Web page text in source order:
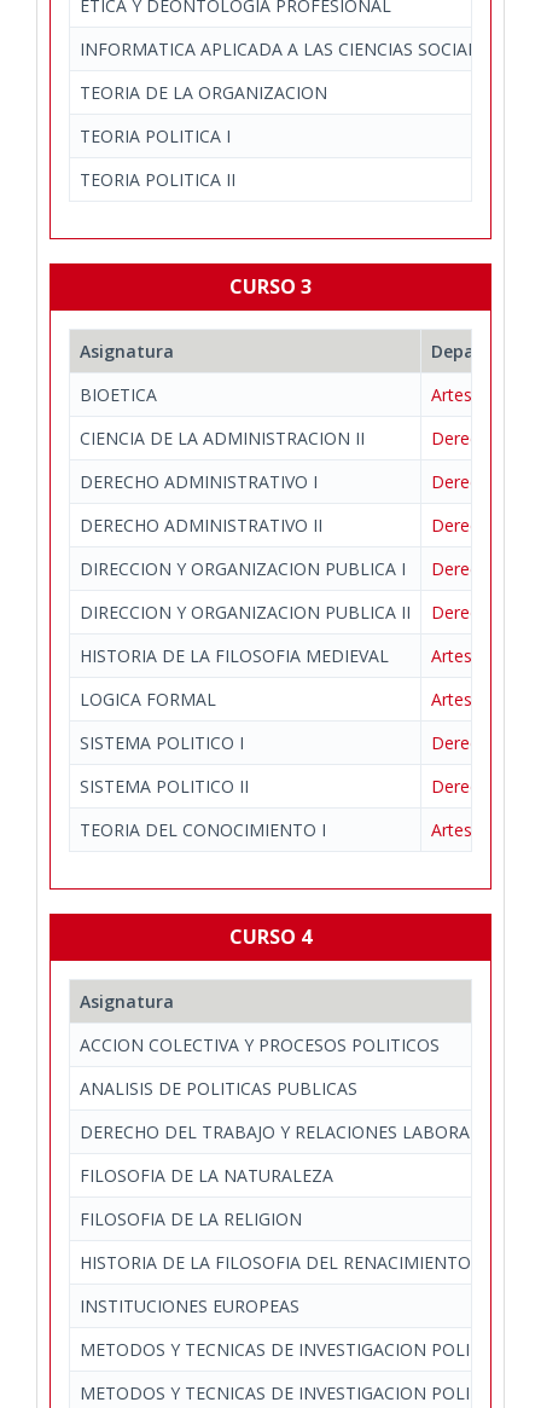
ETICA Y DEONTOLOGIA PROFESIONAL
INFORMATICA APLICADA A LAS CIENCIAS SOCIALES
TEORIA DE LA ORGANIZACION
TEORIA POLITICA I
TEORIA POLITICA II
CURSO 3
Asignatura
BIOETICA
Artes y
CIENCIA DE LA ADMINISTRACION II
Derecho
DERECHO ADMINISTRATIVO I
Derecho
DERECHO ADMINISTRATIVO II
Derecho
DIRECCION Y ORGANIZACION PUBLICA I
Derecho
DIRECCION Y ORGANIZACION PUBLICA II
Derecho
HISTORIA DE LA FILOSOFIA MEDIEVAL
Artes y
LOGICA FORMAL
Artes y
SISTEMA POLITICO I
Derecho
SISTEMA POLITICO II
Derecho
TEORIA DEL CONOCIMIENTO I
Artes y
CURSO 4
Asignatura
ACCION COLECTIVA Y PROCESOS POLITICOS
ANALISIS DE POLITICAS PUBLICAS
DERECHO DEL TRABAJO Y RELACIONES LABORALES EN
FILOSOFIA DE LA NATURALEZA
FILOSOFIA DE LA RELIGION
HISTORIA DE LA FILOSOFIA DEL RENACIMIENTO
INSTITUCIONES EUROPEAS
METODOS Y TECNICAS DE INVESTIGACION POLITICA
METODOS Y TECNICAS DE INVESTIGACION POLITICA